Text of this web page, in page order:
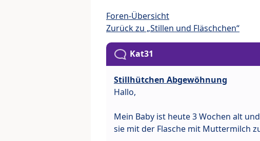
Foren-Übersicht
Zurück zu „Stillen und Fläschchen“
Kat31
Stillhütchen Abgewöhnung
Hallo,
Mein Baby ist heute 3 Wochen alt
sie mit der Flasche mit Muttermilch